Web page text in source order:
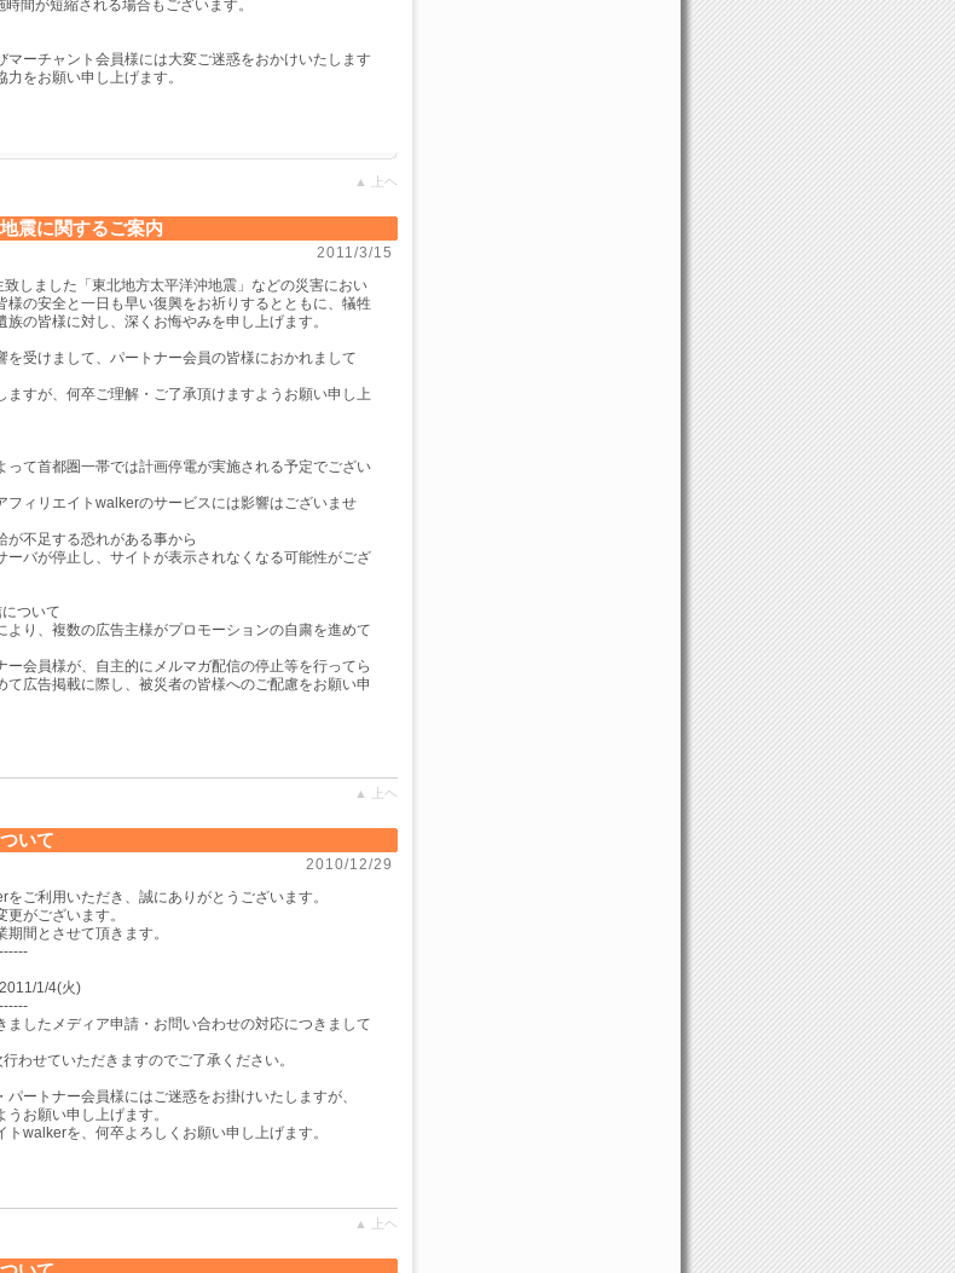
間が短縮される場合もございます。
マーチャント会員様には大変ご迷惑をおかけいたします
をお願い申し上げます。
▲ 上ヘ
震に関するご案内
2011/3/15
しました「東北地方太平洋沖地震」などの災害におい
様の安全と一日も早い復興をお祈りするとともに、犠牲
族の皆様に対し、深くお悔やみを申し上げます。
を受けまして、パートナー会員の皆様におかれまして
ますが、何卒ご理解・ご了承頂けますようお願い申し上
って首都圏一帯では計画停電が実施される予定でござい
フィリエイトwalkerのサービスには影響はございませ
が不足する恐れがある事から
ーバが停止し、サイトが表示されなくなる可能性がござ
ついて
より、複数の広告主様がプロモーションの自粛を進めて
ー会員様が、自主的にメルマガ配信の停止等を行ってら
て広告掲載に際し、被災者の皆様へのご配慮をお願い申
▲ 上ヘ
いて
2010/12/29
ご利用いただき、誠にありがとうございます。
がございます。
間とさせて頂きます。
1/4(火)
ましたメディア申請・お問い合わせの対応につきまして
わせていただきますのでご了承ください。
パートナー会員様にはご迷惑をお掛けいたしますが、
お願い申し上げます。
トwalkerを、何卒よろしくお願い申し上げます。
▲ 上ヘ